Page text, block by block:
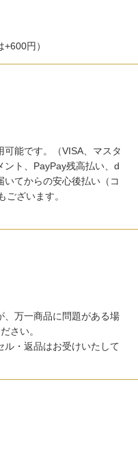
円）
能です。（VISA、マスタ
ント、PayPay残高払い、d
てからの安心後払い（コ
ございます。
、万一商品に問題がある場
さい。
ル・返品はお受けいたして